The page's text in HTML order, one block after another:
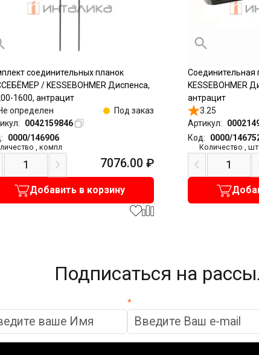
соединительных планок
/ KESSEBOHMER Диспенса,
1600, антрацит
определен
Под заказ
0042159846
0000/146906
компл
7076.00 ₽
Добавить в корзину
KESSEBOHMER
антрацит
3.25
Артикул:
Код:
0000/
Количество шт
Подписаться на
*